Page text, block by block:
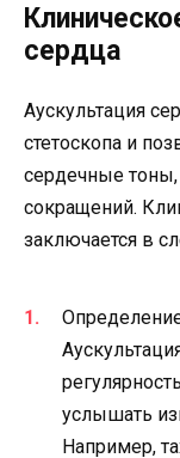
сердца
Аускультация
стетоскопа и
сердечные
сокращений.
заключается в
услышать
Например,